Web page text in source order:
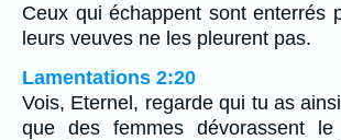
Ceux qui échappent sont enterrés
leurs veuves ne les pleurent pas.
Lamentations 2:20
Vois, Eternel, regarde qui tu as
que des femmes dévorassent